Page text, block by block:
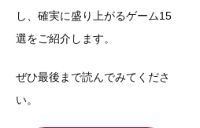
し、確実に盛り上がるゲーム15
選をご紹介します。
ぜひ最後まで読んでみてくださ
い。